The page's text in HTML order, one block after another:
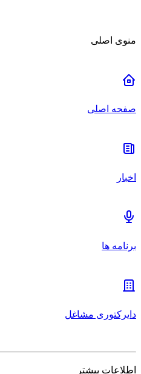
منوی اصلی
صفحه اصلی
اخبار
برنامه ها
دایرکتوری مشاغل
اطلاعات بیشتر